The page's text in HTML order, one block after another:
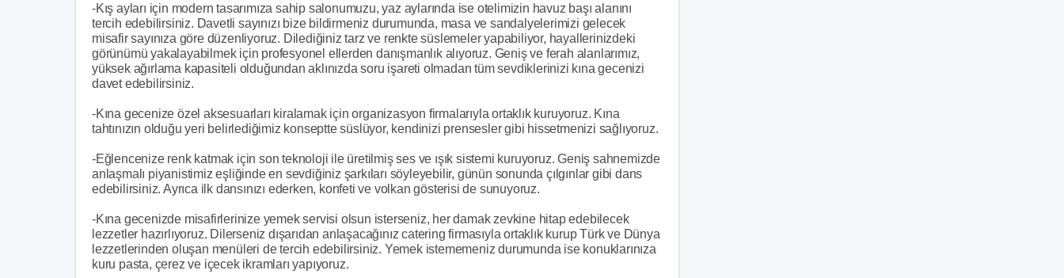
-Kış ayları için modern tasarımıza sahip salonumuzu, yaz aylarında ise otelimizin havuz başı alanını
tercih edebilirsiniz. Davetli sayınızı bize bildirmeniz durumunda, masa ve sandalyelerimizi gelecek
misafir sayınıza göre düzenliyoruz. Dilediğiniz tarz ve renkte süslemeler yapabiliyor, hayallerinizdeki
görünümü yakalayabilmek için profesyonel ellerden danışmanlık alıyoruz. Geniş ve ferah alanlarımız,
yüksek ağırlama kapasiteli olduğundan aklınızda soru işareti olmadan tüm sevdiklerinizi kına gecenizi
davet edebilirsiniz.
-Kına gecenize özel aksesuarları kiralamak için organizasyon firmalarıyla ortaklık kuruyoruz. Kına
tahtınızın olduğu yeri belirlediğimiz konseptte süslüyor, kendinizi prensesler gibi hissetmenizi sağlıyoruz.
-Eğlencenize renk katmak için son teknoloji ile üretilmiş ses ve ışık sistemi kuruyoruz. Geniş sahnemizde
anlaşmalı piyanistimiz eşliğinde en sevdiğiniz şarkıları söyleyebilir, günün sonunda çılgınlar gibi dans
edebilirsiniz. Ayrıca ilk dansınızı ederken, konfeti ve volkan gösterisi de sunuyoruz.
-Kına gecenizde misafirlerinize yemek servisi olsun isterseniz, her damak zevkine hitap edebilecek
lezzetler hazırlıyoruz. Dilerseniz dışarıdan anlaşacağınız catering firmasıyla ortaklık kurup Türk ve Dünya
lezzetlerinden oluşan menüleri de tercih edebilirsiniz. Yemek istememeniz durumunda ise konuklarınıza
kuru pasta, çerez ve içecek ikramları yapıyoruz.